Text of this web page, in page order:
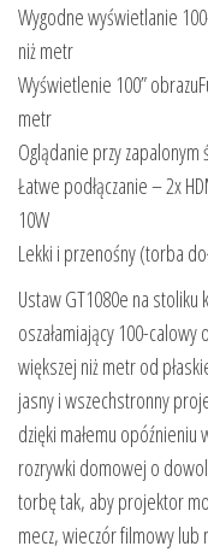
Wygodne wyświetlanie
niż metr
Wyświetlenie 100”
metr
Oglądanie przy
Łatwe podłączanie – 2x
10W
Lekki i przenośny (torba
Ustaw GT1080e na
oszałamiający 100-calowy
większej niż metr od
jasny i wszechstronny
dzięki małemu
rozrywki domowej o
torbę tak, aby projektor
mecz, wieczór filmowy lub